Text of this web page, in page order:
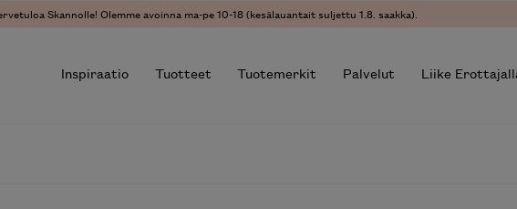
Skannolle! Olemme avoinna ma-pe 10-18 (kesälauantait suljettu 1.8. saakka).
Inspiraatio Tuotteet Tuotemerkit Palvelut Liike